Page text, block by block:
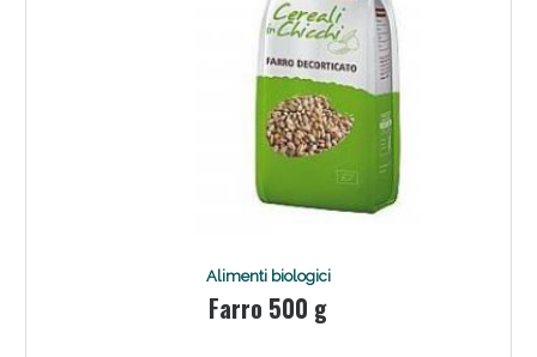
Alimenti biologici
Farro 500 g